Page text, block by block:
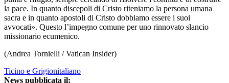
la pace. In quanto discepoli di Cristo riteniamo la persona umana
sacra e in quanto apostoli di Cristo dobbiamo essere i suoi
avvocati». Questo l’impegno comune per uno rinnovato slancio
missionario ecumenico.
(Andrea Tornielli / Vatican Insider)
Ticino e Grigionitaliano
News pubblicata il: